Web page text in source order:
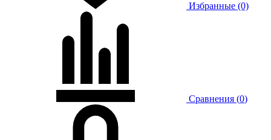
Избранные (0)
Сравнения (0)